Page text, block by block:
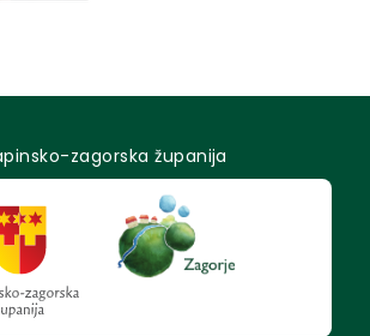
zagorska županija